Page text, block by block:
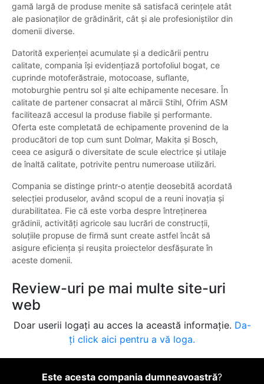
gamă largă de produse menite să satisfacă cerințele atât
ale pasionaților de grădinărit, cât și ale profesioniștilor din
domenii diverse.
Datorită experienței acumulate și a dedicării pentru
calitate, compania își evidențiază portofoliul bogat, ce
cuprinde motoferăstraie, motocoase, suflante,
motoburghie pentru sol și alte echipamente necesare. În
calitate de partener consacrat al mărcii Stihl, Ofrim ASM
facilitează accesul la produse fiabile și performante.
Oferta este completată de echipamente provenind de la
producători de top cum sunt Dolmar, Makita și Bosch,
ceea ce asigură o diversitate de scule electrice și utilaje
de înaltă calitate, potrivite pentru numeroase utilizări.
Compania se distinge printr-o atenție deosebită acordată
selecției produselor, având scopul de a reuni inovația și
durabilitatea. Fie că este vorba despre întreținerea
grădinii, activități agricole sau lucrări de construcții,
soluțiile propuse de firmă sunt create astfel încât să
asigure eficiența și reușita proiectelor desfășurate în
aceste domenii.
Review-uri pe mai multe site-uri
web
Doar userii logați au acces la această informație. Da-
ți click aici pentru a vă loga.
Este acesta compania dumneavoastră?